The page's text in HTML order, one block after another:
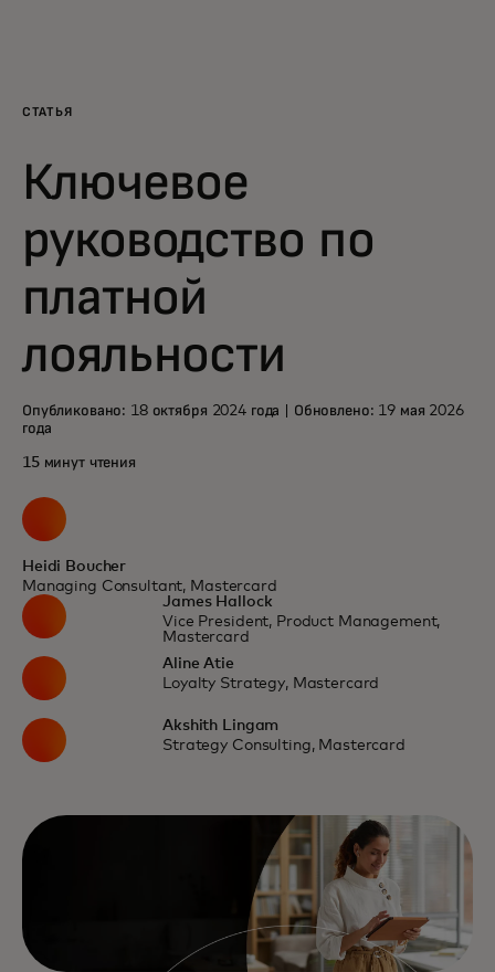
Для бизнеса
Для всего мира
Для новаторов
СТАТЬЯ
Ключевое
руководство по
платной
лояльности
Опубликовано: 18 октября 2024 года | Обновлено: 19 мая 2026
года
15 минут чтения
Heidi Boucher
Managing Consultant, Mastercard
James Hallock
Vice President, Product Management,
Mastercard
Aline Atie
Loyalty Strategy, Mastercard
Akshith Lingam
Strategy Consulting, Mastercard